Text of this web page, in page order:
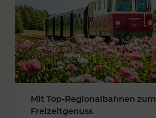
Mit Top-Regionalbahnen zum
Freizeitgenuss